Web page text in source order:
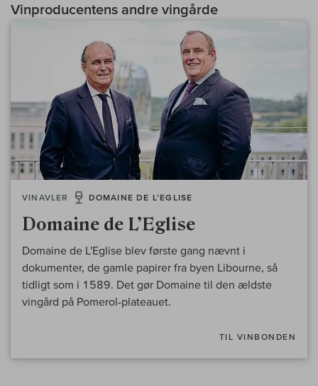
Vinproducentens andre vingårde
VINAVLER DOMAINE DE L’EGLISE
Domaine de L’Eglise
Domaine de L'Eglise blev første gang nævnt i
dokumenter, de gamle papirer fra byen Libourne, så
tidligt som i 1589. Det gør Domaine til den ældste
vingård på Pomerol-plateauet.
TIL VINBONDEN